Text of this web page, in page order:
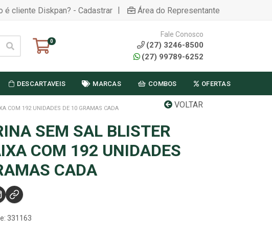
é cliente Diskpan? - Cadastrar | Área do Representante
0
Fale Conosco
(27) 3246-8500
(27) 99789-6252
DESCARTAVEIS MARCAS COMBOS OFERTAS
VOLTAR
COM 192 UNIDADES DE 10 GRAMAS CADA
SEM SAL BLISTER
COM 192 UNIDADES
CADA
331163